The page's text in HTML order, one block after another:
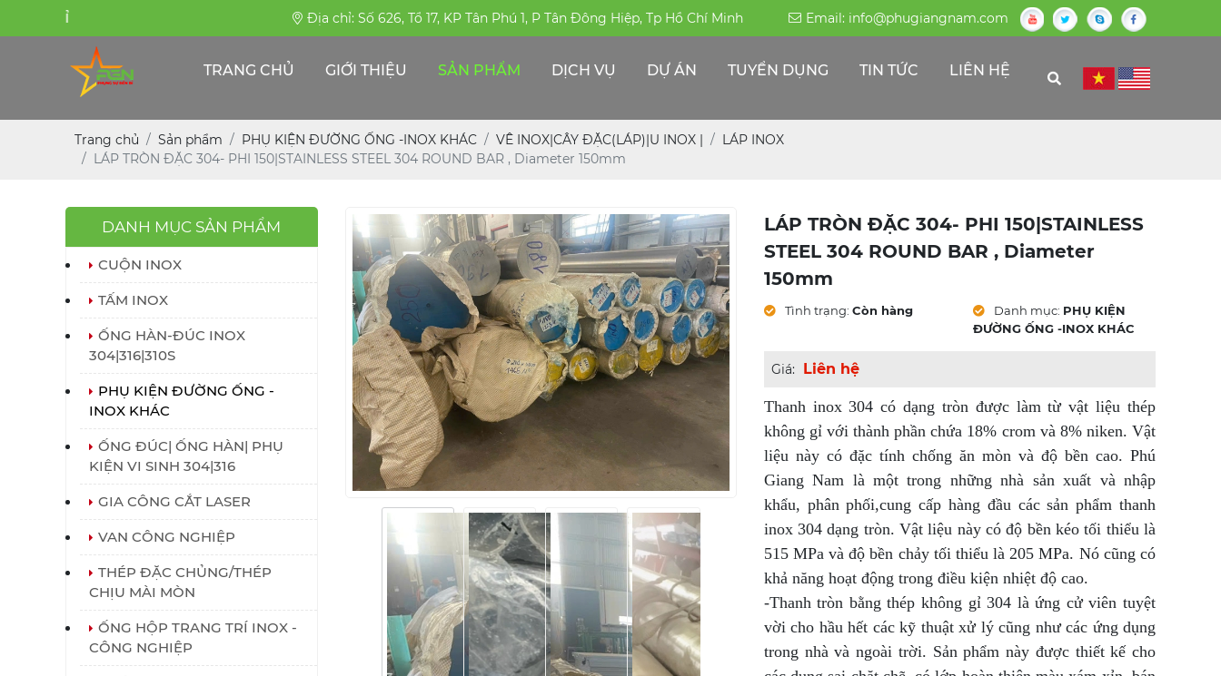
PHỤNG SỰ BỀN BỈ Địa chỉ: Số 626, Tổ 17, KP Tân Phú 1, P Tân Đông Hiệp, Tp Hồ Chí Minh Email: info@phugiangnam.com
TRANG CHỦ GIỚI THIỆU SẢN PHẨM DỊCH VỤ DỰ ÁN TUYỂN DỤNG TIN TỨC LIÊN HỆ
Trang chủ Sản phẩm PHỤ KIỆN ĐƯỜNG ỐNG -INOX KHÁC VÊ INOX|CÂY ĐẶC(LÁP)|U INOX |
LÁP INOX
LÁP TRÒN ĐẶC 304- PHI 150|STAINLESS STEEL 304 ROUND BAR , Diameter 150mm
DANH MỤC SẢN PHẨM
CUỘN INOX
TẤM INOX
ỐNG HÀN-ĐÚC INOX
304|316|310S
PHỤ KIỆN ĐƯỜNG ỐNG -
INOX KHÁC
ỐNG ĐÚC| ỐNG HÀN| PHỤ
KIỆN VI SINH 304|316
GIA CÔNG CẮT LASER
VAN CÔNG NGHIỆP
THÉP ĐẶC CHỦNG/THÉP
CHỊU MÀI MÒN
ỐNG HỘP TRANG TRÍ INOX -
CÔNG NGHIỆP
LÁP TRÒN ĐẶC 304- PHI 150|STAINLESS
STEEL 304 ROUND BAR , Diameter
150mm
Tình trạng: Còn hàng Danh mục: PHỤ KIỆN
ĐƯỜNG ỐNG -INOX KHÁC
Giá: Liên hệ
Thanh inox 304 có dạng tròn được làm từ vật liệu thép
không gỉ với thành phần chứa 18% crom và 8% niken. Vật
liệu này có đặc tính chống ăn mòn và độ bền cao. Phú
Giang Nam là một trong những nhà sản xuất và nhập
khẩu, phân phối,cung cấp hàng đầu các sản phẩm thanh
inox 304 dạng tròn. Vật liệu này có độ bền kéo tối thiểu là
515 MPa và độ bền chảy tối thiểu là 205 MPa. Nó cũng có
khả năng hoạt động trong điều kiện nhiệt độ cao.
-Thanh tròn bằng thép không gỉ 304 là ứng cử viên tuyệt
vời cho hầu hết các kỹ thuật xử lý cũng như các ứng dụng
trong nhà và ngoài trời. Sản phẩm này được thiết kế cho